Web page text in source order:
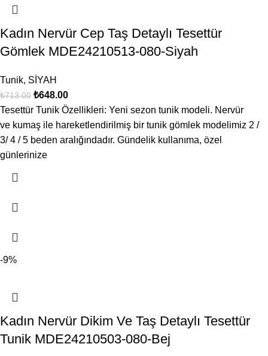
Kadın Nervür Cep Taş Detaylı Tesettür
Gömlek MDE24210513-080-Siyah
Tunik, SİYAH
₺713.00 ₺648.00
Tesettür Tunik Özellikleri: Yeni sezon tunik modeli. Nervür
ve kumaş ile hareketlendirilmiş bir tunik gömlek modelimiz 2 /
3/ 4 / 5 beden aralığındadır. Gündelik kullanıma, özel
günlerinize
-9%
Kadın Nervür Dikim Ve Taş Detaylı Tesettür
Tunik MDE24210503-080-Bej